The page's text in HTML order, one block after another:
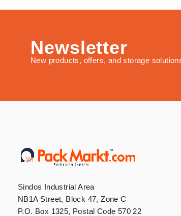
Newsletter
New products, offers, and storage
Sindos Industrial Area
NB1A Street, Block 47, Zone C
P.O. Box 1325, Postal Code 570 22